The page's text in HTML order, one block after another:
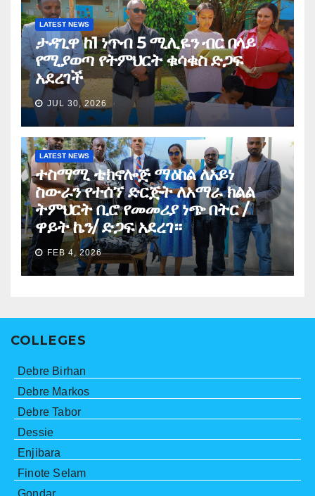
LATEST NEWS
ታዳጊዋ ከ1 ነጥብ 5 ሚሊዬን ብር በላይ
የሚያወጣ የትምህርት ቁሳቁስ ድጋፍ
አደረገች
JUL 30, 2026
LATEST NEWS
ተስማሚ ቴክኖሎጅ ማዕከል ለአይነ
ስውራን የተሰኘ ድርጅት ለአማራ ክልል
ትምህርት ቢሮ የመመሪያ ነጭ በትር /
ዋይት ኬን/ ድጋፍ አደረገ።
FEB 4, 2026
COLLEGES
Debre Birhan
Debre Markos
Debre Tabor
Dessie
Enjibara
Finote Selam
Gondar